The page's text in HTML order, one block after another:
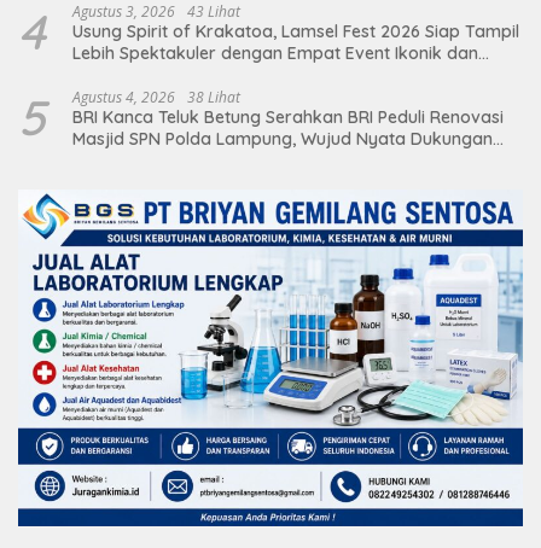
4 Agustus 3, 2026 43 Lihat
Usung Spirit of Krakatoa, Lamsel Fest 2026 Siap Tampil
Lebih Spektakuler dengan Empat Event Ikonik dan
5 Agustus 4, 2026 38 Lihat
BRI Kanca Teluk Betung Serahkan BRI Peduli Renovasi
Masjid SPN Polda Lampung, Wujud Nyata Dukungan